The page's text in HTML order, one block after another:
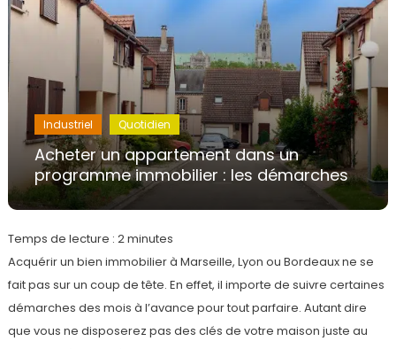
Industriel Quotidien
Acheter un appartement dans un
programme immobilier : les démarches
Temps de lecture : 2minutes
Acquérir un bien immobilier à Marseille, Lyon ou Bordeaux ne se
fait pas sur un coup de tête. En effet, il importe de suivre certaines
démarches des mois à l’avance pour tout parfaire. Autant dire
que vous ne disposerez pas des clés de votre maison juste au